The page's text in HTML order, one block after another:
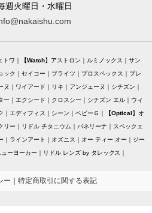
週火曜日・水曜日
トワ Watch アストロン ルミノックス
サン
ック セイコー ブライツ プロスペックス
プレ
ヌ ワイアード リキ アンジェーヌ
シチズン
ー エクシード クロスシー シチズン エル
ウィ
エディフィス シーン ベビーＧ Optical
オ
リー リドル チタニウム バネリーナ
スペックエ
ラインアート オズニス オー ティー オー
ジー
ューヨーカー リドル レンズ by タレックス
ー 特定商取引に関する表記